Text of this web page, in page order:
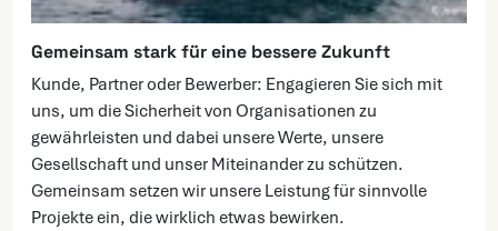
Gemeinsam stark für eine bessere Zukunft
Kunde, Partner oder Bewerber: Engagieren Sie sich mit
uns, um die Sicherheit von Organisationen zu
gewährleisten und dabei unsere Werte, unsere
Gesellschaft und unser Miteinander zu schützen.
Gemeinsam setzen wir unsere Leistung für sinnvolle
Projekte ein, die wirklich etwas bewirken.